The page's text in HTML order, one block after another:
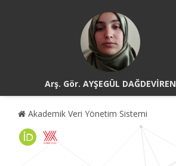
Arş. Gör. AYŞEGÜL DAĞDEVİREN
Akademik Veri Yönetim Sistemi